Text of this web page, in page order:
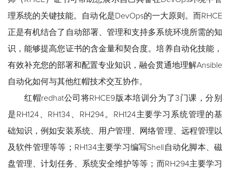
理系统的关键技能。自动化是DevOps的一大原则。而RHCE
正是有机结合了自动部署、管理和支持多系统环境所需的知
识，能够提高您证书的含金量和契合度。培养自动化技能，
有效补充您的部署和配置专业知识，融会贯通地理解Ansible
自动化如何与其他红帽技术交互协作。
红帽redhat公司将RHCE9版本培训分为了3门课，分别
是RH124、RH134、RH294。RH124主要学习系统管理的基
础知识，例如安装系统、用户管理、网络管理、远程管理以
及软件管理等等；RH134主要学习编写Shell自动化脚本、磁
盘管理、计划任务、系统安全维护等等；而RH294主要学习